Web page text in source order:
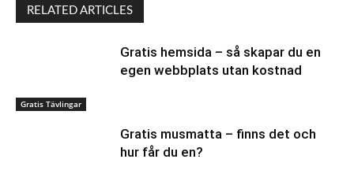
RELATED ARTICLES
Gratis Tävlingar
Gratis hemsida – så skapar du en
egen webbplats utan kostnad
Gratis musmatta – finns det och
hur får du en?